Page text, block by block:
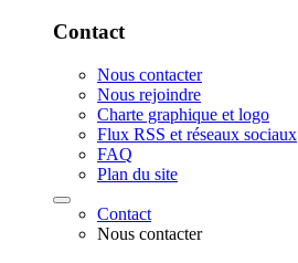
Contact
Nous contacter
Nous rejoindre
Charte graphique et logo
Flux RSS et réseaux sociaux
FAQ
Plan du site
Contact
Nous contacter